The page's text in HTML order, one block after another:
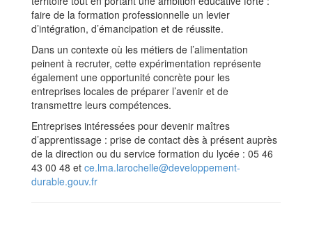
faire de la formation professionnelle un levier
d’intégration, d’émancipation et de réussite.
Dans un contexte où les métiers de l’alimentation
peinent à recruter, cette expérimentation représente
également une opportunité concrète pour les
entreprises locales de préparer l’avenir et de
transmettre leurs compétences.
Entreprises intéressées pour devenir maîtres
d’apprentissage : prise de contact dès à présent auprès
de la direction ou du service formation du lycée : 05 46
43 00 48 et ce.lma.larochelle@developpement-
durable.gouv.fr